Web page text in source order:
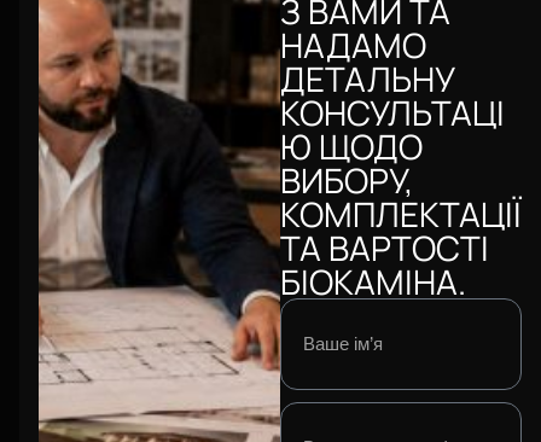
З ВАМИ ТА
НАДАМО
ДЕТАЛЬНУ
КОНСУЛЬТАЦІ
Ю ЩОДО
ВИБОРУ,
КОМПЛЕКТАЦІЇ
ТА ВАРТОСТІ
БІОКАМІНА.